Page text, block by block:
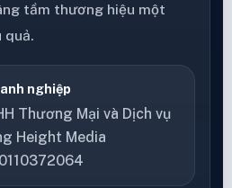
tầm thương hiệu một
quả.
nghiệp
Thương Mại và Dịch vụ
Height Media